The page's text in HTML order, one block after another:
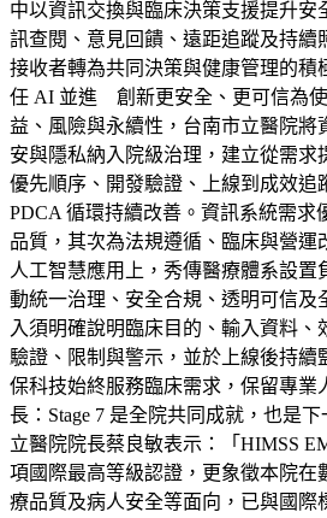
中以資訊交換與臨床決策支援提升安
訊查閱、意見回饋、遠距追蹤及持續
接收者轉為共同決策與健康管理的積
任 AI 並進 創新更安全、更可信為
益、風險與永續性，台南市立醫院將
安與隱私納入院級治理，建立從需求
優先順序、開發驗證、上線到成效追
PDCA 循環持續改善。資訊系統需求
品質，其次為法規遵循、臨床與營運
人工智慧應用上，秀傳醫療體系設置
動統一治理、安全合規、透明可信及
入須明確說明臨床目的、輸入資料、
驗證、限制與警示，並於上線後持續
保科技始終服務臨床需求，保留專業
長：Stage 7 是全院共同成就，也是
立醫院院長蔡良敏表示：「HIMSS
項國際最高等級認證，更象徵本院在
療品質及病人安全等面向，已與國際